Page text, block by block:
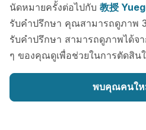
นัดหมายครั้งต่อไปกับ 教授
รับคำปรึกษา คุณสามารถดูภาพ
รับคำปรึกษา สามารถดูภาพได้
ๆ ของคุณดูเพื่อช่วยในการตัดสิน
พบคุณคนใ